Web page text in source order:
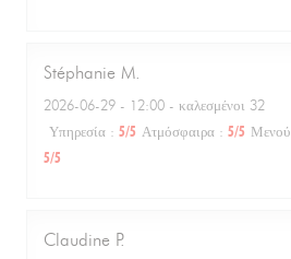
Stéphanie M
2026-06-29 - 12:00 - καλεσμένοι 32
Υπηρεσία : 5/5 Ατμόσφαιρα : 5/5 Μενού
5/5
Claudine P